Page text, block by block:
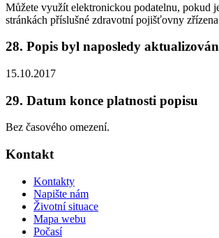
Můžete využít elektronickou podatelnu, pokud
stránkách příslušné zdravotní pojišťovny
28. Popis byl naposledy aktualizován
15.10.2017
29. Datum konce platnosti popisu
Bez časového omezení.
Kontakt
Kontakty
Napište nám
Životní situace
Mapa webu
Počasí